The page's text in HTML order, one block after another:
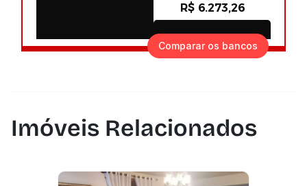
Comparar os bancos
Imóveis Relacionados